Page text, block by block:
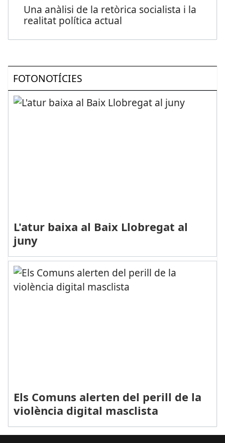
Una anàlisi de la retòrica socialista i la
realitat política actual
FOTONOTÍCIES
L'atur baixa al Baix Llobregat al
juny
Els Comuns alerten del perill de la
violència digital masclista